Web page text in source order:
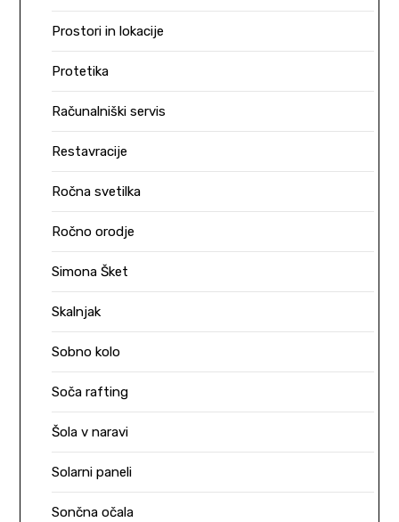
Prostori in lokacije
Protetika
Računalniški servis
Restavracije
Ročna svetilka
Ročno orodje
Simona Šket
Skalnjak
Sobno kolo
Soča rafting
Šola v naravi
Solarni paneli
Sončna očala